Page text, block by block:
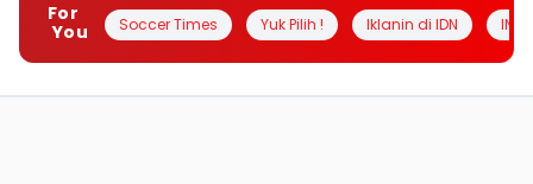
For
You
Soccer Times Yuk Pilih ! Iklanin di IDN